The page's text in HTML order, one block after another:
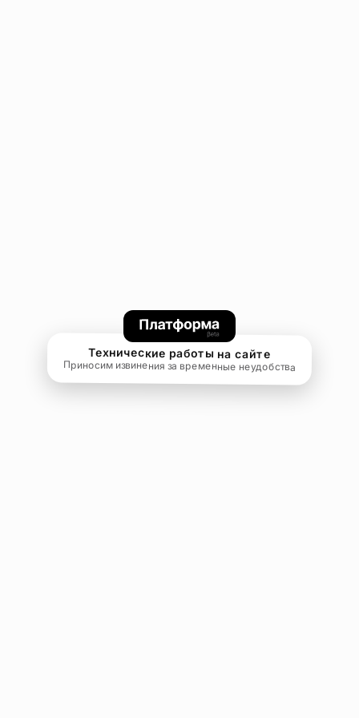
Технические работы на сайте
Приносим извинения за временные неудобства